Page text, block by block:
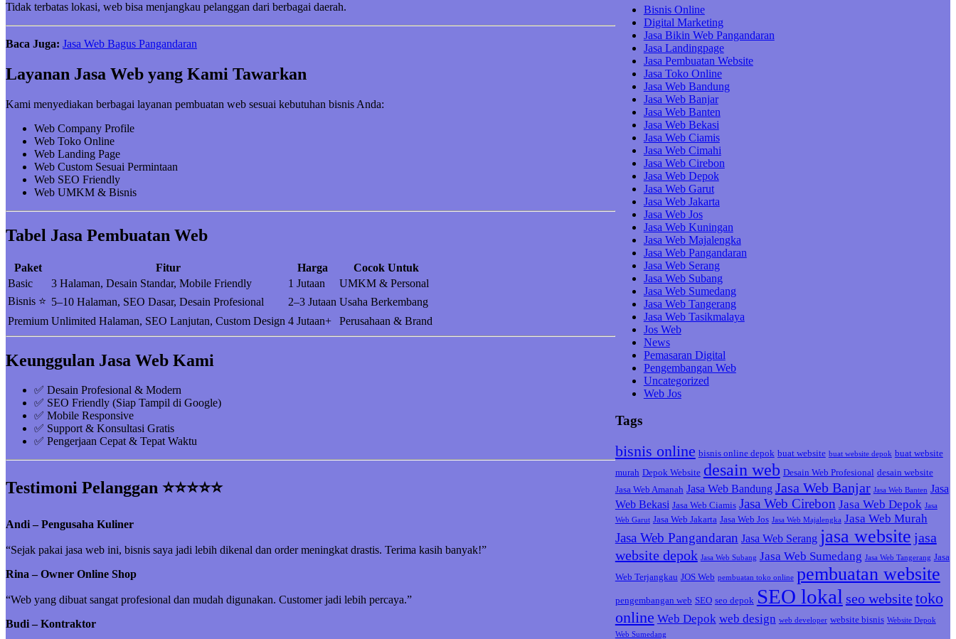
Tidak terbatas lokasi, web bisa menjangkau pelanggan dari berbagai daerah.
Baca Juga: Jasa Web Bagus Pangandaran
Layanan Jasa Web yang Kami Tawarkan
Kami menyediakan berbagai layanan pembuatan web sesuai kebutuhan bisnis Anda:
Web Company Profile
Web Toko Online
Web Landing Page
Web Custom Sesuai Permintaan
Web SEO Friendly
Web UMKM & Bisnis
Tabel Jasa Pembuatan Web
Paket Fitur Harga
Cocok Untuk
Basic
3 Halaman, Desain Standar, Mobile Friendly 1 Jutaan
UMKM & Personal
Bisnis ⭐ 5–10 Halaman, SEO Dasar, Desain Profesional 2–3 Jutaan Usaha Berkembang
Premium Unlimited Halaman, SEO Lanjutan, Custom Design 4 Jutaan+ Perusahaan & Brand
Keunggulan Jasa Web Kami
✅ Desain Profesional & Modern
✅ SEO Friendly (Siap Tampil di Google)
✅ Mobile Responsive
✅ Support & Konsultasi Gratis
✅ Pengerjaan Cepat & Tepat Waktu
Testimoni Pelanggan ⭐⭐⭐⭐⭐
Andi – Pengusaha Kuliner
“Sejak pakai jasa web ini, bisnis saya jadi lebih dikenal dan order meningkat drastis. Terima kasih banyak!”
Rina – Owner Online Shop
“Web yang dibuat sangat profesional dan mudah digunakan. Customer jadi lebih percaya.”
Budi – Kontraktor
Bisnis Online
Digital Marketing
Jasa Bikin Web Pangandaran
Jasa Landingpage
Jasa Pembuatan Website
Jasa Toko Online
Jasa Web Bandung
Jasa Web Banjar
Jasa Web Banten
Jasa Web Bekasi
Jasa Web Ciamis
Jasa Web Cimahi
Jasa Web Cirebon
Jasa Web Depok
Jasa Web Garut
Jasa Web Jakarta
Jasa Web Jos
Jasa Web Kuningan
Jasa Web Majalengka
Jasa Web Pangandaran
Jasa Web Serang
Jasa Web Subang
Jasa Web Sumedang
Jasa Web Tangerang
Jasa Web Tasikmalaya
Jos Web
News
Pemasaran Digital
Pengembangan Web
Uncategorized
Web Jos
Tags
bisnis online bisnis online depok buat website buat website depok buat website
murah Depok Website desain web Desain Web Profesional desain website
Jasa Web Amanah Jasa Web Bandung Jasa Web Banjar Jasa Web Banten Jasa
Web Bekasi Jasa Web Ciamis Jasa Web Cirebon Jasa Web Depok Jasa
Web Garut Jasa Web Jakarta Jasa Web Jos Jasa Web Majalengka Jasa Web Murah
Jasa Web Pangandaran Jasa Web Serang jasa website jasa
website depok Jasa Web Subang Jasa Web Sumedang Jasa Web Tangerang Jasa
Web Terjangkau JOS Web pembuatan toko online pembuatan website
pengembangan web SEO seo depok SEO lokal seo website toko
online Web Depok web design web developer website bisnis Website Depok
Web Sumedang